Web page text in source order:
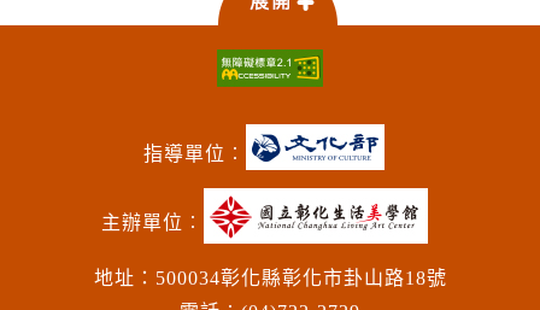
指導單位︰
主辦單位︰
地址：500034彰化縣彰化市卦山路18號